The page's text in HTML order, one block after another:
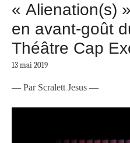
« Alienation(s)
en avant-goût
Théâtre Cap
13 mai 2019
— Par Scralett Jesus —